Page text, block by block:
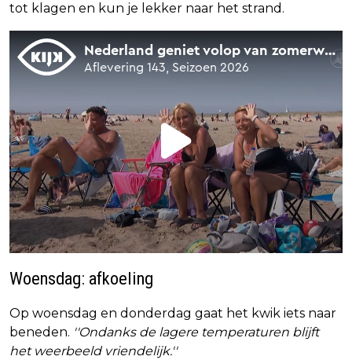
tot klagen en kun je lekker naar het strand.
Woensdag: afkoeling
Op woensdag en donderdag gaat het kwik iets naar
beneden. ''Ondanks de lagere temperaturen blijft
het weerbeeld vriendelijk.''